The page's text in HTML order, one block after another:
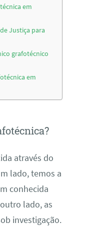
em
Justiça para
grafotécnico
em
através do
lado, temos a
conhecida
lado, as
investigação.